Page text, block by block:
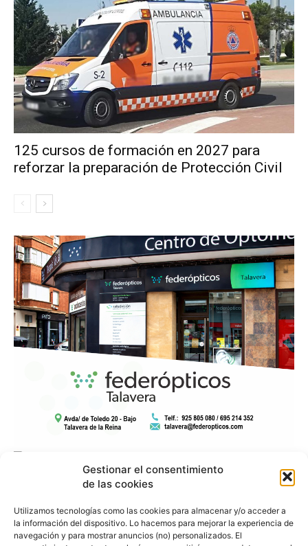
Gestionar el consentimiento
de las cookies
Utilizamos tecnologías como las cookies para almacenar y/o acceder a
la información del dispositivo. Lo hacemos para mejorar la experiencia de
navegación y para mostrar anuncios (no) personalizados. El
125 cursos de formación en 2027 para
reforzar la preparación de Protección Civil